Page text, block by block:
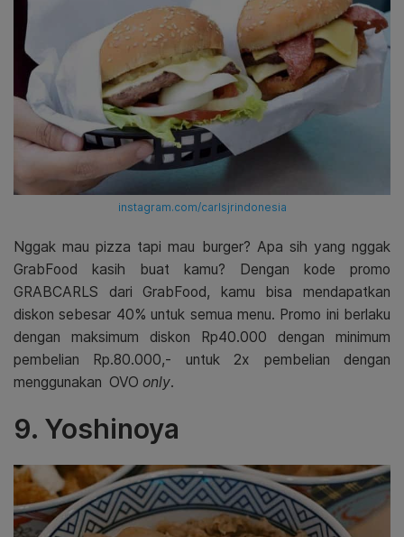
instagram.com/carlsjrindonesia
Nggak mau pizza tapi mau burger? Apa sih yang nggak
GrabFood kasih buat kamu? Dengan kode promo
GRABCARLS dari GrabFood, kamu bisa mendapatkan
diskon sebesar 40% untuk semua menu. Promo ini berlaku
dengan maksimum diskon Rp40.000 dengan minimum
pembelian Rp.80.000,- untuk 2x pembelian dengan
menggunakan OVO only.
9. Yoshinoya